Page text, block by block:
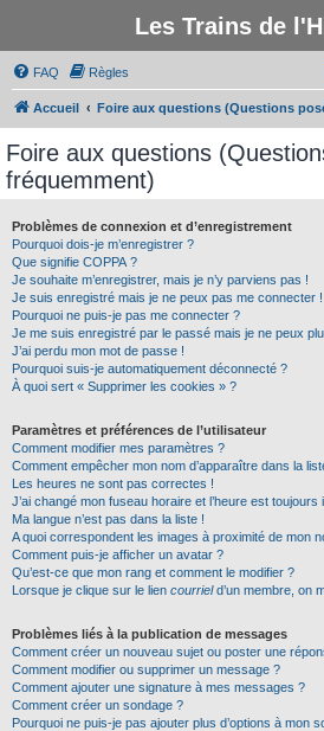
Les Trains de
FAQ Règles
Accueil Foire aux questions (Questions
Foire aux questions
fréquemment)
Problèmes de connexion et d’enregistrement
Pourquoi dois-je m’enregistrer ?
Que signifie COPPA ?
Je souhaite m’enregistrer, mais je n’y parviens pas !
Je suis enregistré mais je ne peux pas me connecter !
Pourquoi ne puis-je pas me connecter ?
Je me suis enregistré par le passé mais je ne peux
J’ai perdu mon mot de passe !
Pourquoi suis-je automatiquement déconnecté ?
À quoi sert « Supprimer les cookies » ?
Paramètres et préférences de l’utilisateur
Comment modifier mes paramètres ?
Comment empêcher mon nom d’apparaître dans la
Les heures ne sont pas correctes !
J’ai changé mon fuseau horaire et l’heure est toujours
Ma langue n’est pas dans la liste !
A quoi correspondent les images à proximité de mon
Comment puis-je afficher un avatar ?
Qu’est-ce que mon rang et comment le modifier ?
Lorsque je clique sur le lien courrield’un membre, on
Problèmes liés à la publication de messages
Comment créer un nouveau sujet ou poster une
Comment modifier ou supprimer un message ?
Comment ajouter une signature à mes messages ?
Comment créer un sondage ?
Pourquoi ne puis-je pas ajouter plus d’options à mon